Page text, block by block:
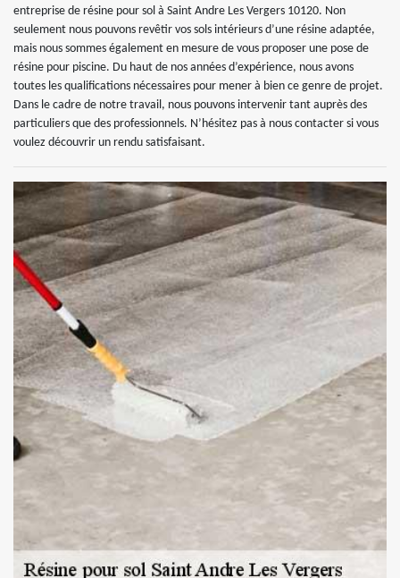
entreprise de résine pour sol à Saint Andre Les Vergers 10120. Non
seulement nous pouvons revêtir vos sols intérieurs d’une résine adaptée,
mais nous sommes également en mesure de vous proposer une pose de
résine pour piscine. Du haut de nos années d’expérience, nous avons
toutes les qualifications nécessaires pour mener à bien ce genre de projet.
Dans le cadre de notre travail, nous pouvons intervenir tant auprès des
particuliers que des professionnels. N’hésitez pas à nous contacter si vous
voulez découvrir un rendu satisfaisant.